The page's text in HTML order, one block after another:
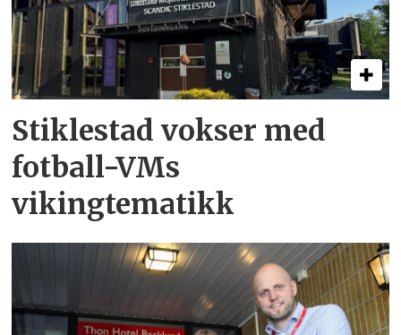
Stiklestad vokser med
fotball-VMs
vikingtematikk